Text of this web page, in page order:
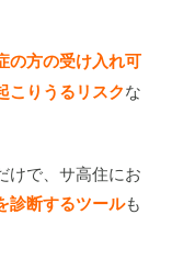
の方の受け入れ可
こりうるリスクな
けで、サ高住にお
診断するツールも